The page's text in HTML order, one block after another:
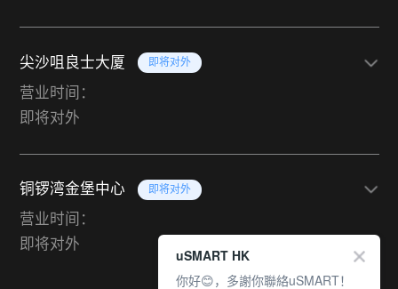
尖沙咀良士大厦 即将对外
营业时间：
即将对外
铜锣湾金堡中心 即将对外
营业时间：
即将对外
uSMART HK
你好😊，多謝你聯絡uSMART！